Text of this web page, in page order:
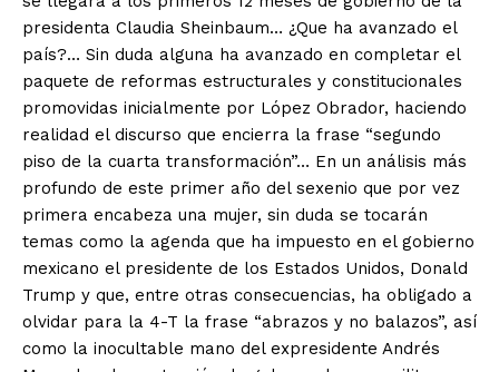
presidenta Claudia Sheinbaum… ¿Que ha avanzado el
país?… Sin duda alguna ha avanzado en completar el
paquete de reformas estructurales y constitucionales
promovidas inicialmente por López Obrador, haciendo
realidad el discurso que encierra la frase “segundo
piso de la cuarta transformación”… En un análisis más
profundo de este primer año del sexenio que por vez
primera encabeza una mujer, sin duda se tocarán
temas como la agenda que ha impuesto en el gobierno
mexicano el presidente de los Estados Unidos, Donald
Trump y que, entre otras consecuencias, ha obligado a
olvidar para la 4-T la frase “abrazos y no balazos”, así
como la inocultable mano del expresidente Andrés